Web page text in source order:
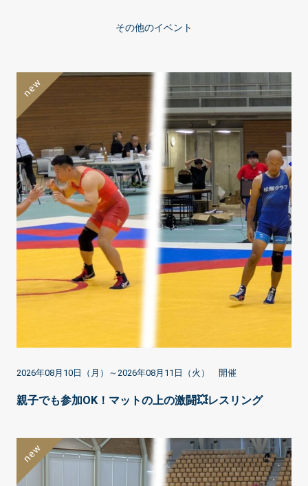
その他のイベント
2026年08月10日（月）～2026年08月11日（火） 開催
親子でも参加OK！マットの上の激闘💥レスリング